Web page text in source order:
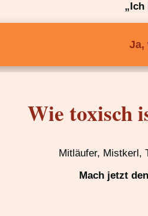
Ja,
Wie toxisch
Mitläufer, Mistkerl,
Mach jetzt